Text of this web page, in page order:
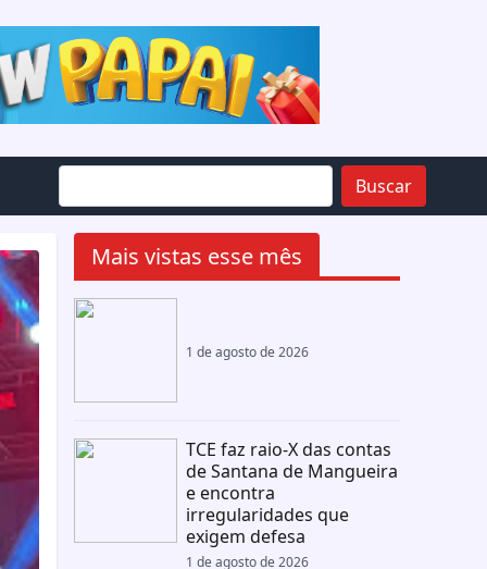
Buscar
Mais vistas esse mês
1 de agosto de 2026
TCE faz raio-X das contas
de Santana de Mangueira
e encontra
irregularidades que
exigem defesa
1 de agosto de 2026